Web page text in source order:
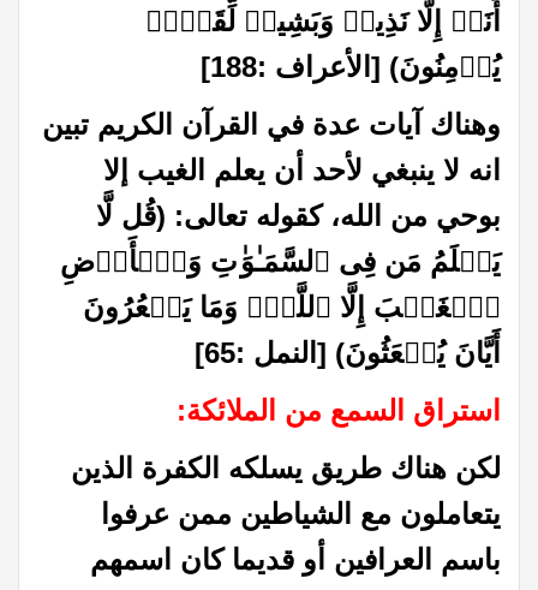
أَنَا۠ إِلَّا نَذِیرࣱ وَبَشِیرࣱ لِّقَوۡمࣲ
یُؤۡمِنُونَ) [الأعراف :188]
وهناك آيات عدة في القرآن الكريم تبين
انه لا ينبغي لأحد أن يعلم الغيب إلا
بوحي من الله، كقوله تعالى: (قُل لَّا
یَعۡلَمُ مَن فِی ٱلسَّمَـٰوَ ٰ⁠تِ وَٱلۡأَرۡضِ
ٱلۡغَیۡبَ إِلَّا ٱللَّهُۚ وَمَا یَشۡعُرُونَ
أَیَّانَ یُبۡعَثُونَ) [النمل :65]
استراق السمع من الملائكة:
لكن هناك طريق يسلكه الكفرة الذين
يتعاملون مع الشياطين ممن عرفوا
باسم العرافين أو قديما كان اسمهم